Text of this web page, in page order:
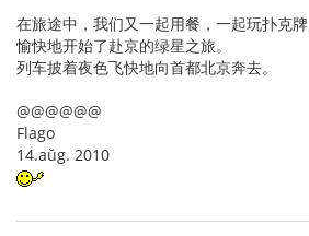
在旅途中，我们又一起用餐，一起玩扑克牌
愉快地开始了赴京的绿星之旅。
列车披着夜色飞快地向首都北京奔去。
@@@@@@
Flago
14.aŭg. 2010